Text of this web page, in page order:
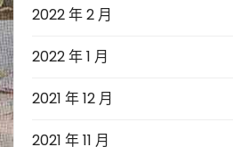
2022 年 2 月
2022 年 1 月
2021 年 12 月
2021 年 11 月